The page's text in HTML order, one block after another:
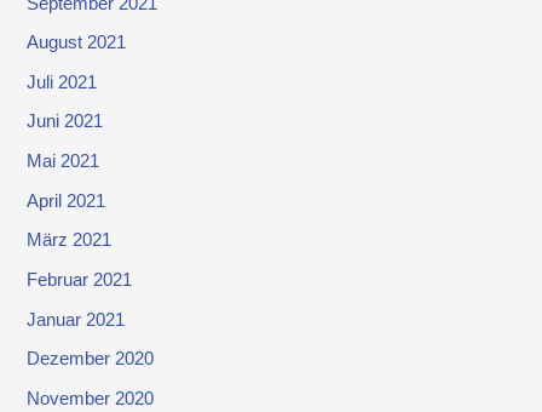
August 2021
Juli 2021
Juni 2021
Mai 2021
April 2021
März 2021
Februar 2021
Januar 2021
Dezember 2020
November 2020